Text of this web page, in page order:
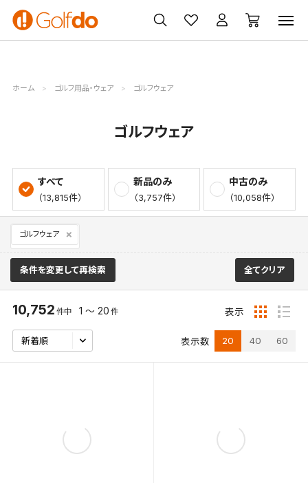
ゴルフ
クラブ
ゴルフ用品
買取
無料査定
クーポン
一覧
ホーム ゴルフ用品・ウェア ゴルフウェア
ゴルフウェア
すべて
（13,815件）
新品のみ
（3,757件）
中古のみ
（10,058件）
ゴルフウェア
条件を変更して再検索 全てクリア
10,752 件中 1 ～ 20 件 表示
表示数 20 40 60